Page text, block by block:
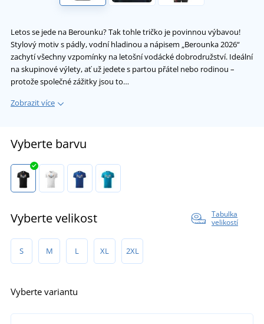
Letos se jede na Berounku? Tak tohle tričko je povinnou výbavou!
Stylový motiv s pádly, vodní hladinou a nápisem „Berounka 2026“
zachytí všechny vzpomínky na letošní vodácké dobrodružství. Ideální
na skupinové výlety, ať už jedete s partou přátel nebo rodinou –
protože společné zážitky jsou to…
Zobrazit více
Vyberte barvu
Vyberte velikost
Tabulka
velikostí
S M L XL 2XL
Vyberte variantu